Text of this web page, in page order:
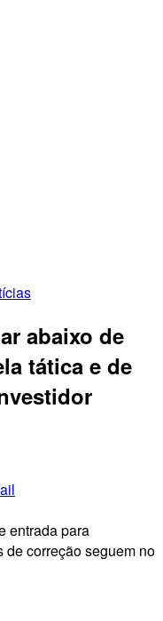
abaixo de
tática e de
entrada para
de correção seguem no